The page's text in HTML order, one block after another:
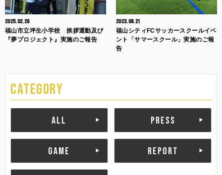
2025.02.26
福山市立坪生小学校 挨拶運動及び
『夢プロジェクト』実施のご報告
2023.08.21
福山シティFCサッカースクールイベ
ント「サマースクール」実施のご報
告
CATEGORY
ALL PRESS
GAME REPORT